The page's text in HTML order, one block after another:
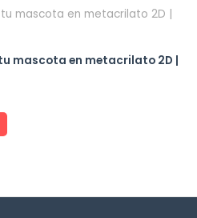
mascota en metacrilato 2D |